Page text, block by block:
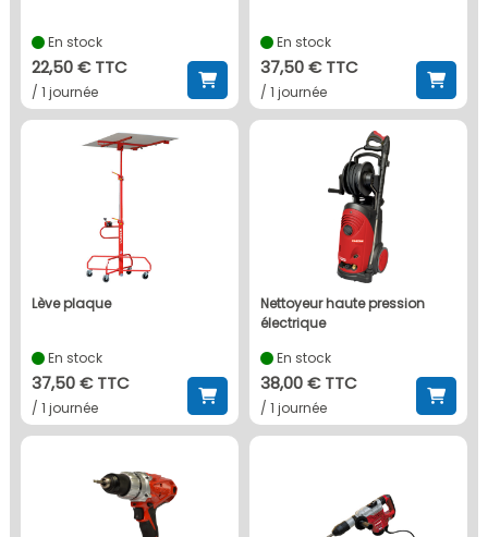
En stock
22,50 € TTC
/ 1 journée
En stock
37,50 € TTC
/ 1 journée
lève plaque
En stock
37,50 € TTC
/ 1 journée
nettoyeur haute pression
électrique
En stock
38,00 € TTC
/ 1 journée